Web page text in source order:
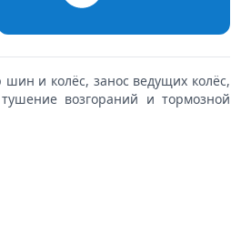
и колёс, занос ведущих колёс,
возгораний и тормозной